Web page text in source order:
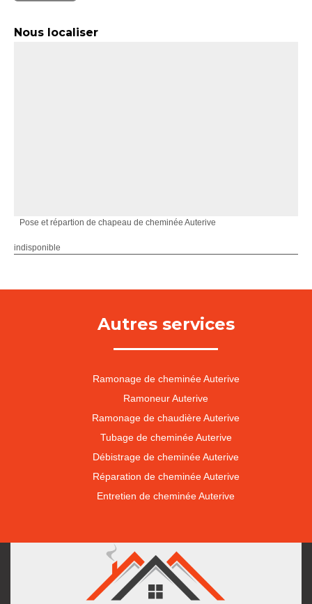
Nous localiser
Pose et répartion de chapeau de cheminée Auterive
indisponible
Autres services
Ramonage de cheminée Auterive
Ramoneur Auterive
Ramonage de chaudière Auterive
Tubage de cheminée Auterive
Débistrage de cheminée Auterive
Réparation de cheminée Auterive
Entretien de cheminée Auterive